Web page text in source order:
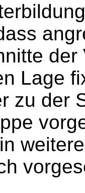
Lage
zu der